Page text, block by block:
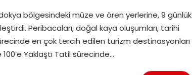
bölgesindeki müze ve ören yerlerine, 9 günlük
Peribacaları, doğal kaya oluşumları, tarihi
en çok tercih edilen turizm destinasyonları
Yaklaştı Tatil sürecinde…